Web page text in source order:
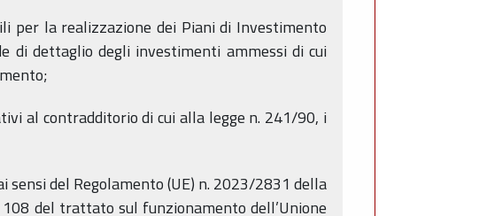
per la realizzazione dei Piani di Investimento
di dettaglio degli investimenti ammessi di cui
al contradditorio di cui alla legge n. 241/90, i
sensi del Regolamento (UE) n. 2023/2831 della
del trattato sul funzionamento dell’Unione